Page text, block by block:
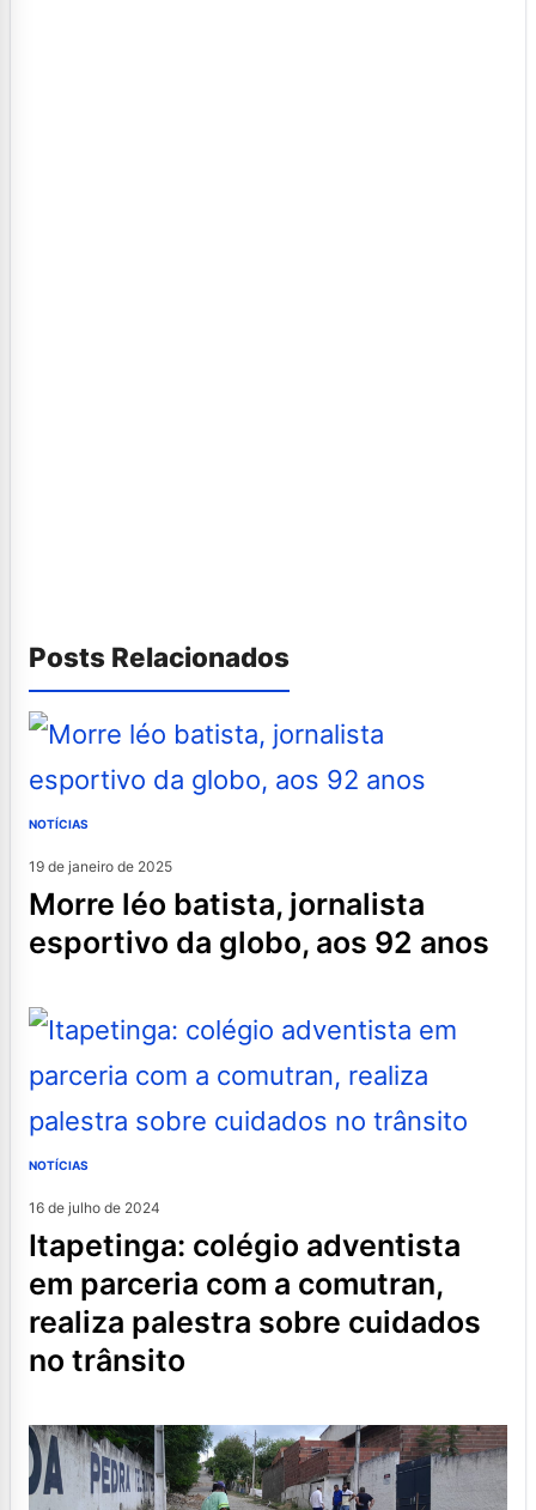
Posts Relacionados
NOTÍCIAS
19 de janeiro de 2025
morre léo batista, jornalista
esportivo da globo, aos 92 anos
NOTÍCIAS
16 de julho de 2024
itapetinga: colégio adventista
em parceria com a comutran,
realiza palestra sobre cuidados
no trânsito